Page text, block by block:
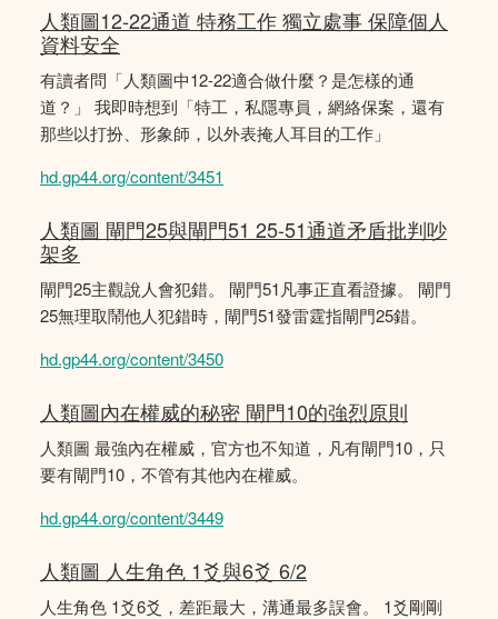
人類圖12-22通道 特務工作 獨立處事 保障個人
資料安全
有讀者問「人類圖中12-22適合做什麼？是怎樣的通
道？」 我即時想到「特工，私隱專員，網絡保案，還有
那些以打扮、形象師，以外表掩人耳目的工作」
hd.gp44.org/content/3451
人類圖 閘門25與閘門51 25-51通道矛盾批判吵
架多
閘門25主觀說人會犯錯。 閘門51凡事正直看證據。 閘門
25無理取鬧他人犯錯時，閘門51發雷霆指閘門25錯。
hd.gp44.org/content/3450
人類圖內在權威的秘密 閘門10的強烈原則
人類圖 最強內在權威，官方也不知道，凡有閘門10，只
要有閘門10，不管有其他內在權威。
hd.gp44.org/content/3449
人類圖 人生角色 1爻與6爻 6/2
人生角色 1爻6爻，差距最大，溝通最多誤會。 1爻剛剛